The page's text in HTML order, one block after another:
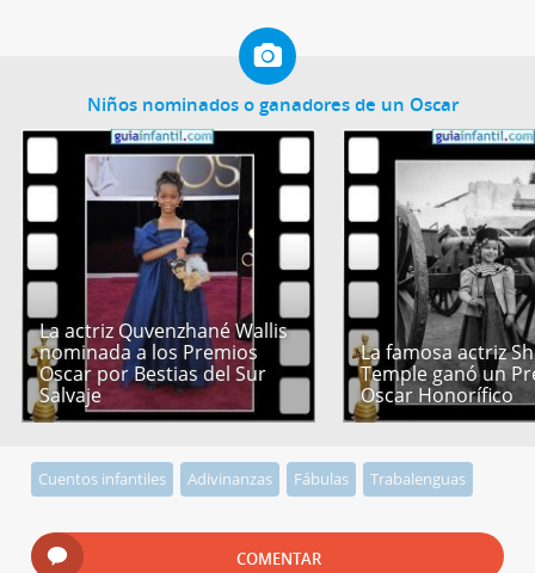
Niños nominados o ganadores de un Oscar
La actriz Quvenzhané Wallis
nominada a los Premios
Oscar por Bestias del Sur
Salvaje
La famosa actriz
Temple ganó un
Oscar Honorífico
Cuentos infantiles Adivinanzas Fábulas Trabalenguas
COMENTAR